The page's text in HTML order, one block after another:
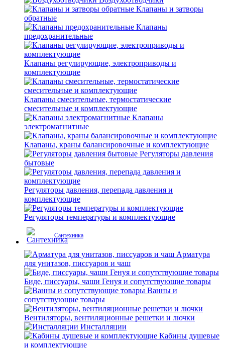
Клапаны и затворы
обратные
Клапаны
предохранительные
Клапаны регулирующие, электроприводы и
комплектующие
Клапаны смесительные, термостатические
смесительные и комплектующие
Клапаны
электромагнитные
Клапаны, краны балансировочные и комплектующие
Регуляторы давления
бытовые
Регуляторы давления, перепада давления и
комплектующие
Регуляторы температуры и комплектующие
Сантехника
Арматура
для унитазов, писсуаров и чаш
Биде, писсуары, чаши Генуя и сопутствующие товары
Ванны и
сопутствующие товары
Вентиляторы, вентиляционные решетки и лючки
Инсталляции
Кабины душевые
и комплектующие